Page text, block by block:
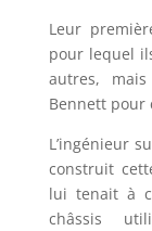
Leur
pour lequel
autres,
Bennett pour
L’ingénieur
construit
lui tenait à
châssis